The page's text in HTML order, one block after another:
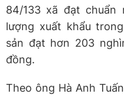
84/133 xã đạt chuẩn
lượng xuất khẩu
sản đạt hơn 203
đồng.
Theo ông Hà Anh